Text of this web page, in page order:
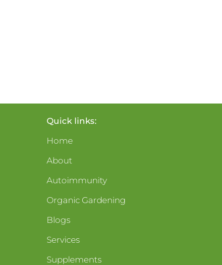
Quick links:
Home
About
Autoimmunity
Organic Gardening
Blogs
Services
Supplements